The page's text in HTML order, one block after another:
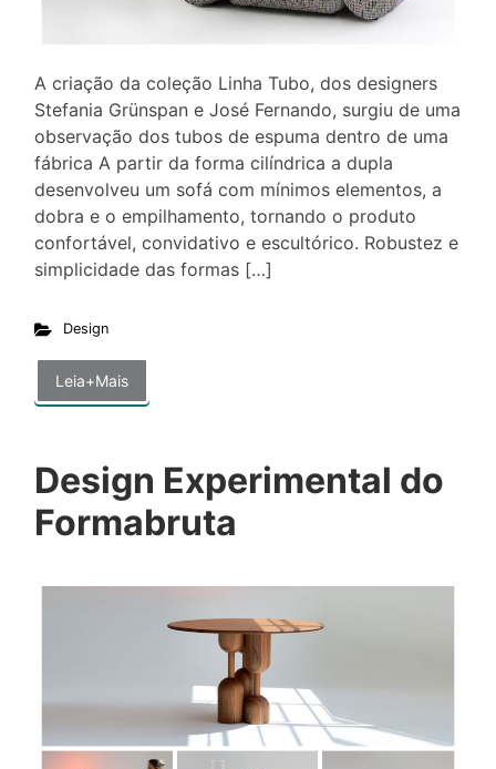
A criação da coleção Linha Tubo, dos designers
Stefania Grünspan e José Fernando, surgiu de uma
observação dos tubos de espuma dentro de uma
fábrica A partir da forma cilíndrica a dupla
desenvolveu um sofá com mínimos elementos, a
dobra e o empilhamento, tornando o produto
confortável, convidativo e escultórico. Robustez e
simplicidade das formas […]
Design
Leia+Mais
Design Experimental do
Formabruta